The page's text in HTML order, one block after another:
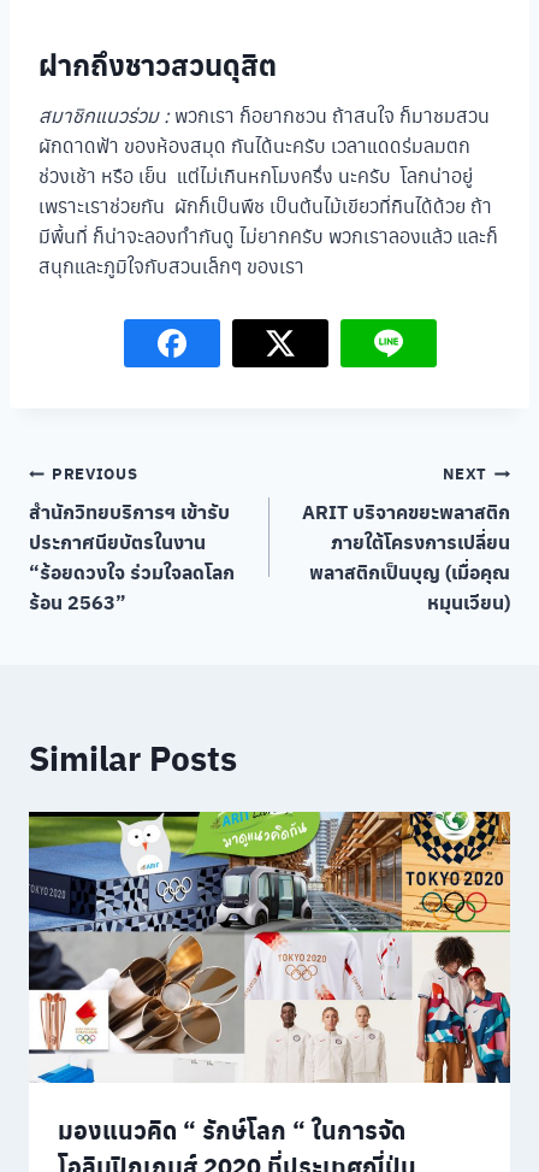
ฝากถึงชาวสวนดุสิต
สมาชิกแนวร่วม :พวกเรา ก็อยากชวน ถ้าสนใจ ก็มาชมสวน
ผักดาดฟ้า ของห้องสมุด กันได้นะครับ เวลาแดดร่มลมตก
ช่วงเช้า หรือ เย็น แต่ไม่เกินหกโมงครึ่ง นะครับ โลกน่าอยู่
เพราะเราช่วยกัน ผักก็เป็นพืช เป็นต้นไม้เขียวที่กินได้ด้วย ถ้า
มีพื้นที่ ก็น่าจะลองทำกันดู ไม่ยากครับ พวกเราลองแล้ว และก็
สนุกและภูมิใจกับสวนเล็กๆ ของเรา
Post
navigation
PREVIOUS
สำนักวิทยบริการฯ เข้ารับ
ประกาศนียบัตรในงาน
“ร้อยดวงใจ ร่วมใจลดโลก
ร้อน 2563”
NEXT
ARIT บริจาคขยะพลาสติก
ภายใต้โครงการเปลี่ยน
พลาสติกเป็นบุญ (เมื่อคุณ
หมุนเวียน)
Similar Posts
มองแนวคิด “ รักษ์โลก “ ในการจัด